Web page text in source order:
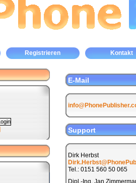
Registrieren Kontakt
E-Mail
Support
Dirk Herbst
Tel.: 0151 560 50 065
Dipl.-Ing. Jan